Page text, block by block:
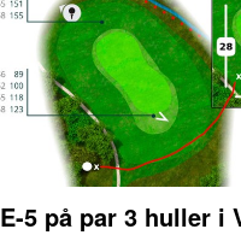
E-5 på par 3 huller i